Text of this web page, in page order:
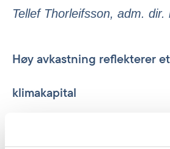
Tellef Thorleifsson, adm. dir.
Høy avkastning reflekterer
klimakapital
Siden 2022 har Norfund
Klimainvesteringsfond, som